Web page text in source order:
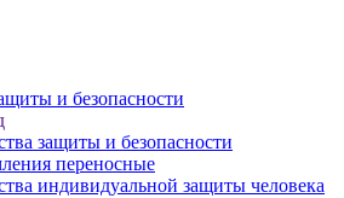
и безопасности
защиты и безопасности
переносные
индивидуальной защиты человека